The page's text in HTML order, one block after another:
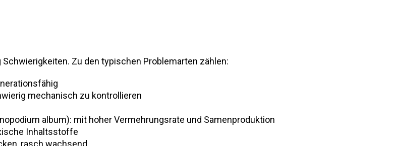
Zu den typischen Problemarten zählen:
mechanisch zu kontrollieren
album): mit hoher Vermehrungsrate und Samenproduktion
Inhaltsstoffe
rasch wachsend